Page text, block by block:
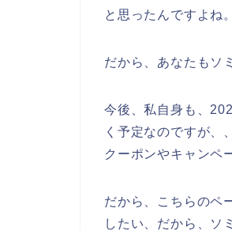
と思ったんですよね。
だから、あなたもソ
今後、私自身も、
く予定なのですが、
クーポンやキャンペ
だから、こちらのペ
したい、だから、ソ